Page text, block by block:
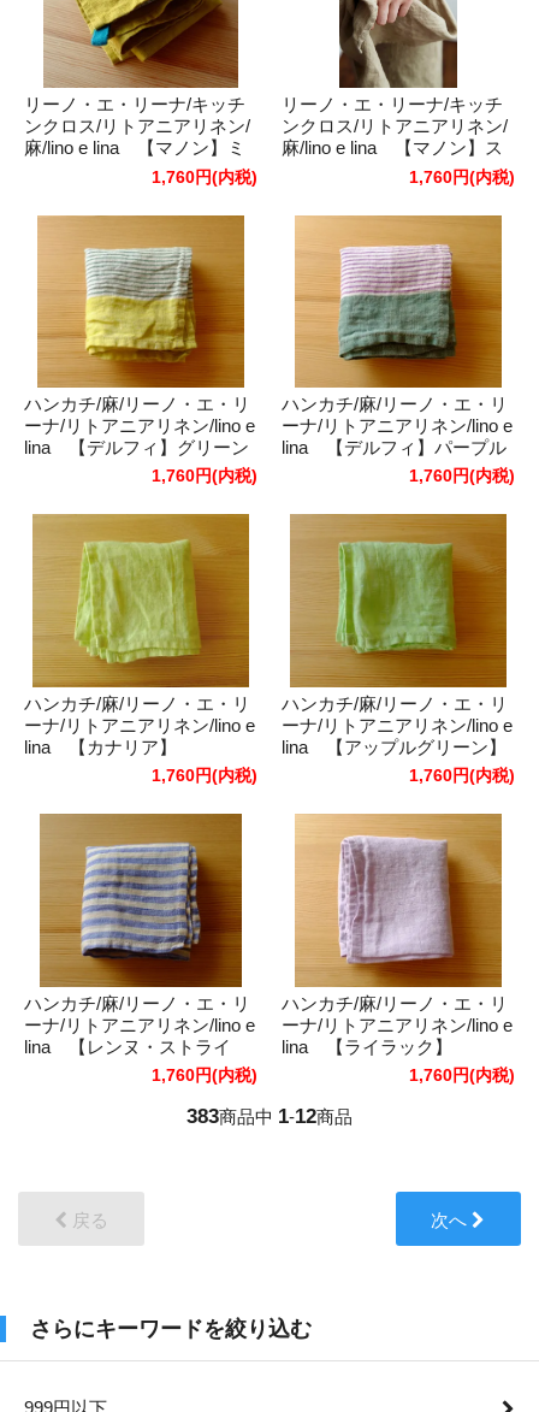
リーノ・エ・リーナ/キッチ
ンクロス/リトアニアリネン/
麻/lino e lina 【マノン】ミ
モザ/ブルーパヴォーネ
1,760円(内税)
リーノ・エ・リーナ/キッチ
ンクロス/リトアニアリネン/
麻/lino e lina 【マノン】ス
1,760円(内税)
ハンカチ/麻/リーノ・エ・リ
ーナ/リトアニアリネン/lino e
lina 【デルフィ】グリーン
1,760円(内税)
ハンカチ/麻/リーノ・エ・リ
ーナ/リトアニアリネン/lino e
lina 【デルフィ】パープル
1,760円(内税)
ハンカチ/麻/リーノ・エ・リ
ーナ/リトアニアリネン/lino e
lina 【カナリア】
1,760円(内税)
ハンカチ/麻/リーノ・エ・リ
ーナ/リトアニアリネン/lino e
lina 【アップルグリーン】
1,760円(内税)
ハンカチ/麻/リーノ・エ・リ
ーナ/リトアニアリネン/lino e
lina 【レンヌ・ストライ
1,760円(内税)
ハンカチ/麻/リーノ・エ・リ
ーナ/リトアニアリネン/lino e
lina 【ライラック】
1,760円(内税)
383商品中 1-12商品
戻る 次へ
さらにキーワードを絞り込む
999円以下